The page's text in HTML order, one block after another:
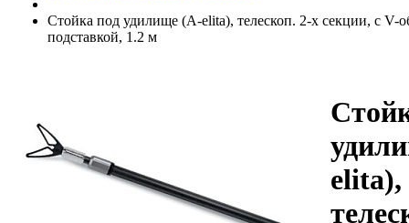
Стойка под удилище (A-elita), телескоп. 2-х секции, с V-
подставкой, 1.2 м
elita),